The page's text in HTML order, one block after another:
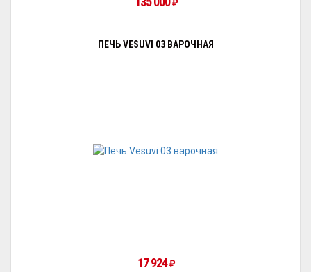
₽
ПЕЧЬ VESUVI 03 ВАРОЧНАЯ
17 924₽